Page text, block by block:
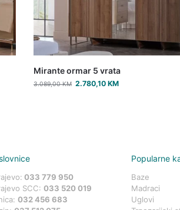
Mirante ormar 5 vrata
3.089,00KM 2.780,10KM
033 779 950
SCC:033 520 019
032 456 683
Popularne
Baze
Madraci
Uglovi